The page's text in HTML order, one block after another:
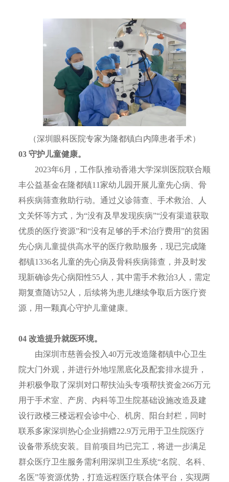
（深圳眼科医院专家为隆都镇白内障患者手术）
03 守护儿童健康。
2023年6月，工作队推动香港大学深圳医院联合顺
丰公益基金在隆都镇11家幼儿园开展儿童先心病、骨
科疾病筛查救助行动。通过义诊筛查、手术救治、人
文关怀等方式，为“没有及早发现疾病”“没有渠道获取
优质的医疗资源”和“没有足够的手术治疗费用”的贫困
先心病儿童提供高水平的医疗救助服务，现已完成隆
都镇1336名儿童的先心病及骨科疾病筛查，并及时发
现新确诊先心病阳性55人，其中需手术救治3人，需定
期复查随访52人，后续将为患儿继续争取后方医疗资
源，用一颗真心守护儿童健康。
04 改造提升就医环境。
由深圳市慈善会投入40万元改造隆都镇中心卫生
院大门外观，并进行外地埕黑底化及配套排水提升，
并积极争取了深圳对口帮扶汕头专项帮扶资金266万元
用于手术室、产房、内科等卫生院基础设施改造及建
设行政楼三楼远程会诊中心、机房、阳台封栏，同时
联系多家深圳热心企业捐赠22.9万元用于卫生院医疗
设备带系统安装。目前项目均已完工，将进一步满足
群众医疗卫生服务需利用深圳卫生系统“名院、名科、
名医”等资源优势，打造远程医疗联合体平台，实现两